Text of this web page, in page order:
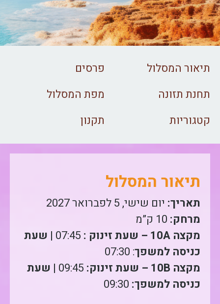
תיאור המסלול
תחנת תזונה
קטגוריות
פרסים
מפת המסלול
תקנון
תיאור המסלול
תאריך: יום שישי, 5 לפברואר 2027
מרחק:
מקצה 10A – שעת זינוק :
שעת
כניסה למשפך: 07:30
מקצה 10B – שעת זינוק:
שעת
כניסה למשפך: 09:30